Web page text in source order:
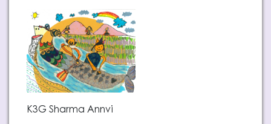
K3G Sharma Annvi